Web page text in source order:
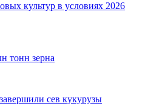
культур в условиях 2026
тонн зерна
сев кукурузы